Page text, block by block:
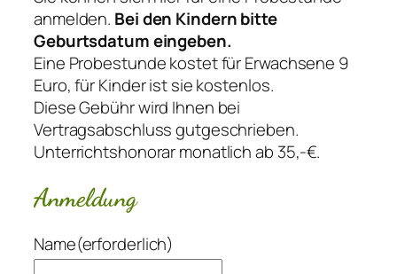
anmelden. Bei den Kindern bitte
Geburtsdatum eingeben.
Eine Probestunde kostet für Erwachsene 9
Euro, für Kinder ist sie kostenlos.
Diese Gebühr wird Ihnen bei
Vertragsabschluss gutgeschrieben.
Unterrichtshonorar monatlich ab 35,-€.
Anmeldung
Name(erforderlich)